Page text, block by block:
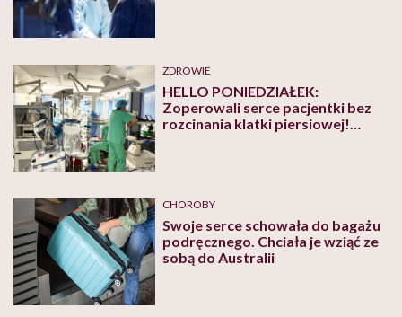
ZDROWIE
HELLO PONIEDZIAŁEK:
Zoperowali serce pacjentki bez
rozcinania klatki piersiowej!
CHOROBY
Swoje serce schowała do bagażu
podręcznego. Chciała je wziąć ze
sobą do Australii